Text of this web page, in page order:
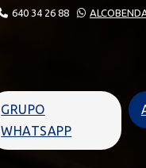
640 34 26 88
GRUPO
WHATSAPP